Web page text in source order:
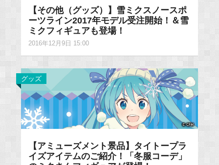
【その他（グッズ）】雪ミクスノースポ
ーツライン2017年モデル受注開始！＆雪
ミクフィギュアも登場！
2016年12月9日 15:00
グッズ
【アミューズメント景品】タイトープラ
イズアイテムのご紹介！「冬服コーデ」